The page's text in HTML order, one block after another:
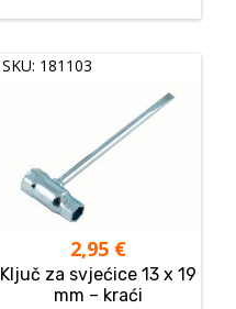
SKU: 181103
2,95 €
Ključ za svjećice 13 x 19
mm – kraći